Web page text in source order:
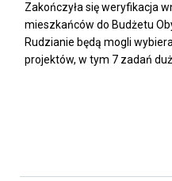
Zakończyła się weryfikacja
mieszkańców do Budżetu
Rudzianie będą mogli
projektów, w tym 7 zadań